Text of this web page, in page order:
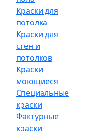
Краски для
потолка
Краски для
стен и
потолков
Краски
моющиеся
Специальные
краски
Фактурные
краски